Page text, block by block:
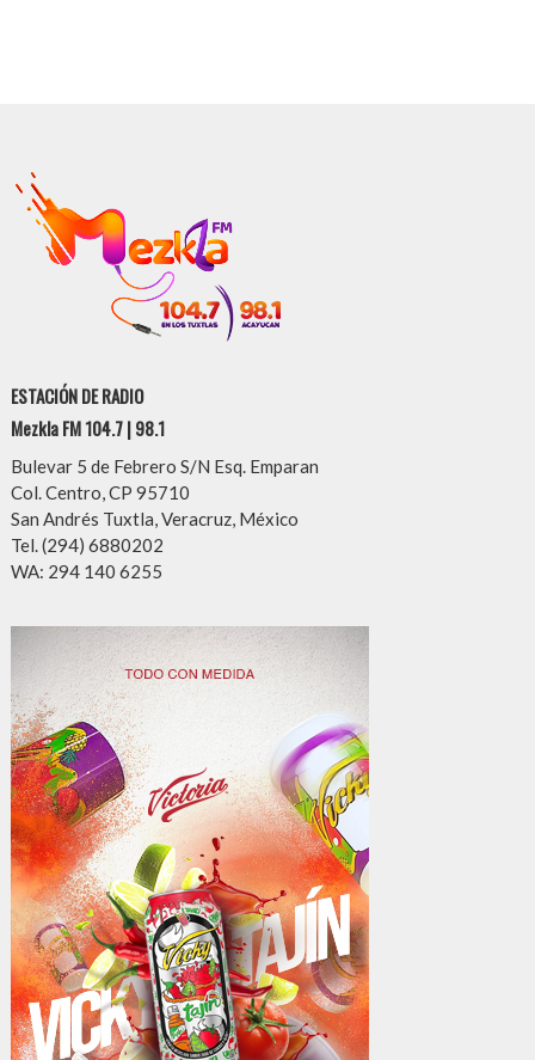
ESTACIÓN DE RADIO
Mezkla FM 104.7 | 98.1
Bulevar 5 de Febrero S/N Esq. Emparan
Col. Centro, CP 95710
San Andrés Tuxtla, Veracruz, México
Tel. (294) 6880202
WA: 294 140 6255